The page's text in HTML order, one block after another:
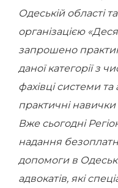
Одеській області
організацією
запрошено
даної категорії з
фахівці системи
практичні
Вже сьогодні
надання
допомоги в
адвокатів, які